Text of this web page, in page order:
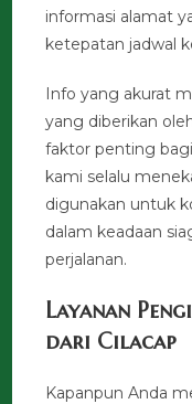
informasi alamat
ketepatan jadwal
Info yang akurat
yang diberikan
faktor penting
kami selalu
digunakan untuk
dalam keadaan
perjalanan.
Layanan
dari Cilacap
Kapanpun Anda